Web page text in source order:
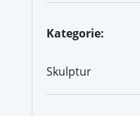
Kategorie:
Skulptur